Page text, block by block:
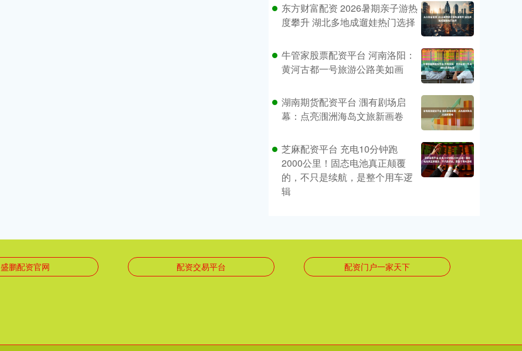
东方财富配资 2026暑期亲子游热
度攀升 湖北多地成遛娃热门选择
牛管家股票配资平台 河南洛阳：
黄河古都一号旅游公路美如画
湖南期货配资平台 涠有剧场启
幕：点亮涠洲海岛文旅新画卷
芝麻配资平台 充电10分钟跑
2000公里！固态电池真正颠覆
的，不只是续航，是整个用车逻
辑
盛鹏配资官网 配资交易平台 配资门户一家天下